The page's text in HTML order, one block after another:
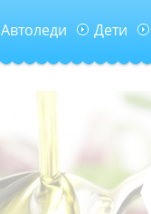
Автоледи Дети